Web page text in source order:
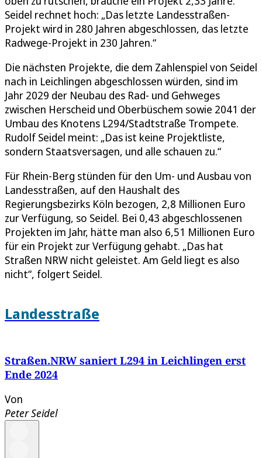
Seidel rechnet hoch: „Das letzte Landesstraßen-
Projekt wird in 280 Jahren abgeschlossen, das letzte
Radwege-Projekt in 230 Jahren.“
Die nächsten Projekte, die dem Zahlenspiel von Seidel
nach in Leichlingen abgeschlossen würden, sind im
Jahr 2029 der Neubau des Rad- und Gehweges
zwischen Herscheid und Oberbüschem sowie 2041 der
Umbau des Knotens L294/Stadtstraße Trompete.
Rudolf Seidel meint: „Das ist keine Projektliste,
sondern Staatsversagen, und alle schauen zu.“
Für Rhein-Berg stünden für den Um- und Ausbau von
Landesstraßen, auf den Haushalt des
Regierungsbezirks Köln bezogen, 2,8 Millionen Euro
zur Verfügung, so Seidel. Bei 0,43 abgeschlossenen
Projekten im Jahr, hätte man also 6,51 Millionen Euro
für ein Projekt zur Verfügung gehabt. „Das hat
Straßen NRW nicht geleistet. Am Geld liegt es also
nicht“, folgert Seidel.
Landesstraße
Straßen.NRW saniert L294 in Leichlingen erst
Ende 2024
Von
Peter Seidel